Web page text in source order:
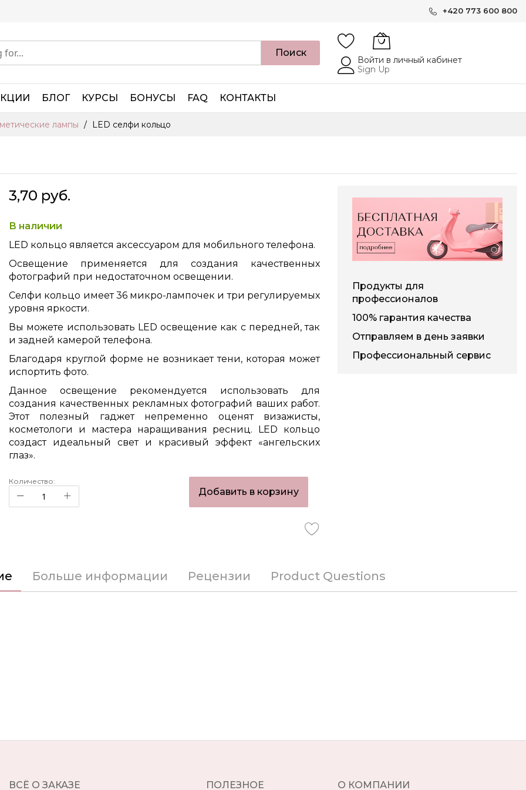
+420 773 600 800
Поиск
Войти в личный кабинет
Sign Up
БЛОГ КУРСЫ БОНУСЫ FAQ КОНТАКТЫ
лампы LED селфи кольцо
3,70 руб.
В наличии
LED кольцо является аксессуаром для мобильного телефона.
Освещение применяется для создания качественных
фотографий при недостаточном освещении.
Селфи кольцо имеет 36 микро-лампочек и три регулируемых
уровня яркости.
Вы можете использовать LED освещение как с передней, так
и задней камерой телефона.
Благодаря круглой форме не возникает тени, которая может
испортить фото.
Данное освещение рекомендуется использовать для
создания качественных рекламных фотографий ваших работ.
Этот полезный гаджет непременно оценят визажисты,
косметологи и мастера наращивания ресниц. LED кольцо
создаст идеальный свет и красивый эффект «ангельских
глаз».
Количество:
Добавить в корзину
Продукты для
профессионалов
100% гарантия качества
Отправляем в день заявки
Профессиональный сервис
Больше информации Рецензии Product Questions
ВСЁ О ЗАКАЗЕ ПОЛЕЗНОЕ О КОМПАНИИ